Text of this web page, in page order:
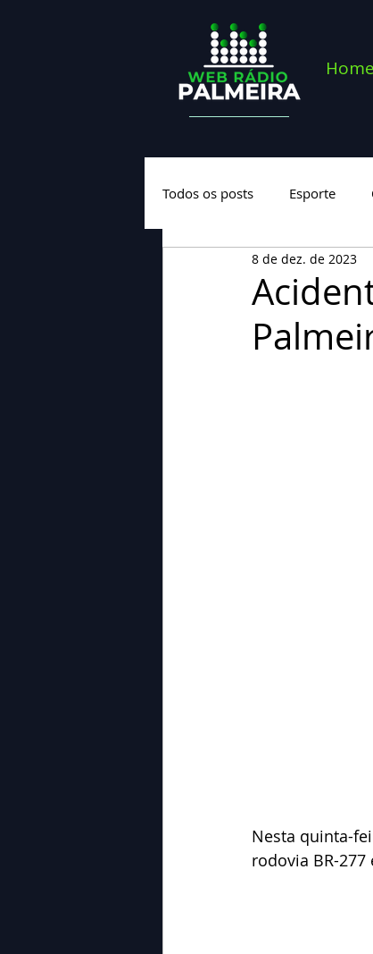
Home
Todos os posts Esporte
Geral Nova
8 de dez. de 2023
Nesta quinta-
rodovia BR-